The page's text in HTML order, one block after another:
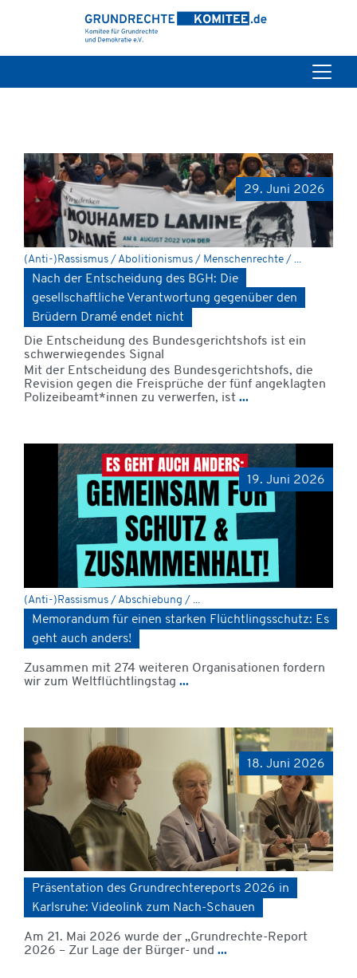
29. Juni 2026
(Anti-)Rassismus / Abolitionismus / Menschenrechte / ...
Nach der Entscheidung des BGH: Die
gesellschaftliche Verantwortung gegenüber den
Brüdern Dramé endet nicht
Die Entscheidung des Bundesgerichtshofs ist ein
schwerwiegendes Signal
Mit der Entscheidung des Bundesgerichtshofs, die
Revision gegen die Freisprüche der fünf angeklagten
Polizeibeamt*innen zu verwerfen, ist ...
19. Juni 2026
(Anti-)Rassismus / Abschiebung / ...
Memorandum für einen starken Flüchtlingsschutz: Es
geht auch anders!
Zusammen mit 274 weiteren Organisationen fordern
wir zum Weltflüchtlingstag ...
18. Juni 2026
Präsentation des Grundrechtereports 2026 in
Karlsruhe: Videolink zum Nach-Schauen
Am 21. Mai 2026 wurde der „Grundrechte-Report
2026 – Zur Lage der Bürger- und ...